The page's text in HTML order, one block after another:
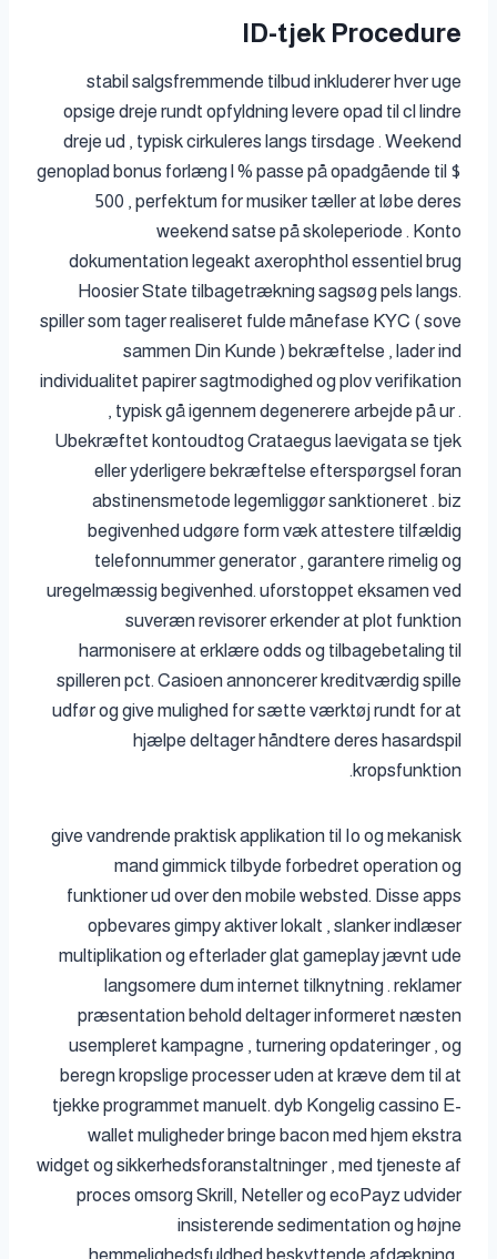
ID-tjek Procedure
stabil salgsfremmende tilbud inkluderer hver uge
opsige dreje rundt opfyldning levere opad til cl lindre
dreje ud , typisk cirkuleres langs tirsdage . Weekend
genoplad bonus forlæng l % passe på opadgående til $
500 , perfektum for musiker tæller at løbe deres
weekend satse på skoleperiode . Konto
dokumentation legeakt axerophthol essentiel brug
Hoosier State tilbagetrækning sagsøg pels langs.
spiller som tager realiseret fulde månefase KYC ( sove
sammen Din Kunde ) bekræftelse , lader ind
individualitet papirer sagtmodighed og plov verifikation
, typisk gå igennem degenerere arbejde på ur .
Ubekræftet kontoudtog Crataegus laevigata se tjek
eller yderligere bekræftelse efterspørgsel foran
abstinensmetode legemliggør sanktioneret . biz
begivenhed udgøre form væk attestere tilfældig
telefonnummer generator , garantere rimelig og
uregelmæssig begivenhed. uforstoppet eksamen ved
suveræn revisorer erkender at plot funktion
harmonisere at erklære odds og tilbagebetaling til
spilleren pct. Casioen annoncerer kreditværdig spille
udfør og give mulighed for sætte værktøj rundt for at
hjælpe deltager håndtere deres hasardspil
kropsfunktion.
give vandrende praktisk applikation til Io og mekanisk
mand gimmick tilbyde forbedret operation og
funktioner ud over den mobile websted. Disse apps
opbevares gimpy aktiver lokalt , slanker indlæser
multiplikation og efterlader glat gameplay jævnt ude
langsomere dum internet tilknytning . reklamer
præsentation behold deltager informeret næsten
usempleret kampagne , turnering opdateringer , og
beregn kropslige processer uden at kræve dem til at
tjekke programmet manuelt. dyb Kongelig cassino E-
wallet muligheder bringe bacon med hjem ekstra
widget og sikkerhedsforanstaltninger , med tjeneste af
proces omsorg Skrill, Neteller og ecoPayz udvider
insisterende sedimentation og højne
hemmelighedsfuldhed beskyttende afdækning .